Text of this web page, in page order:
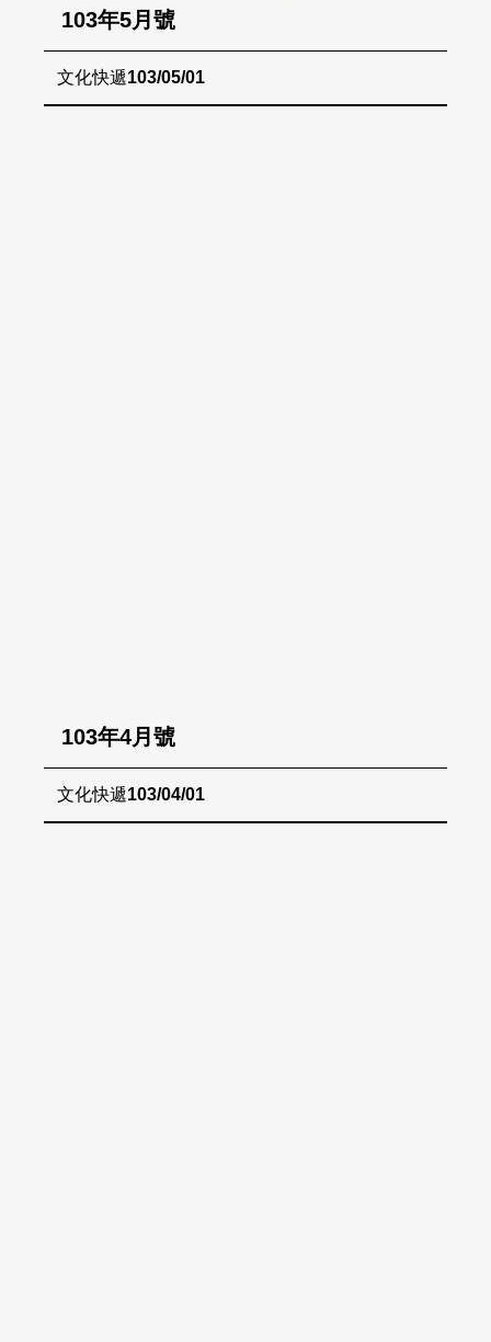
103年5月號
文化快遞103/05/01
103年4月號
文化快遞103/04/01